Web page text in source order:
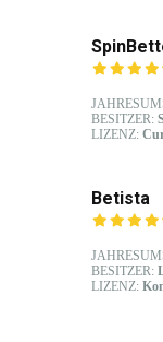
BESITZER:
LIZENZ:
Betista
BESITZER:
LIZENZ: